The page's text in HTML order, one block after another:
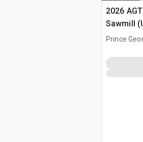
2026
Sawmill
Prince